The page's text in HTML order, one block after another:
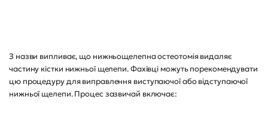
З назви випливає, що нижньощелепна остеотомія видаляє
частину кістки нижньої щелепи. Фахівці можуть порекомендувати
цю процедуру для виправлення виступаючої або відступаючої
нижньої щелепи. Процес зазвичай включає: